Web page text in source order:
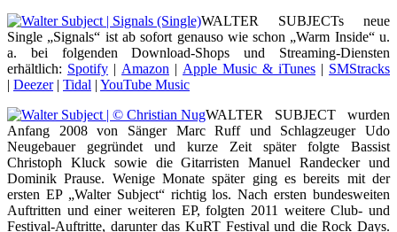
WALTER SUBJECTs neue
Single „Signals“ ist ab sofort genauso wie schon „Warm Inside“ u.
a. bei folgenden Download-Shops und Streaming-Diensten
erhältlich: Spotify | Amazon | Apple Music & iTunes | SMStracks
| Deezer| Tidal | YouTube Music
WALTER SUBJECT wurden
Anfang 2008 von Sänger Marc Ruff und Schlagzeuger Udo
Neugebauer gegründet und kurze Zeit später folgte Bassist
Christoph Kluck sowie die Gitarristen Manuel Randecker und
Dominik Prause. Wenige Monate später ging es bereits mit der
ersten EP „Walter Subject“ richtig los. Nach ersten bundesweiten
Auftritten und einer weiteren EP, folgten 2011 weitere Club- und
Festival-Auftritte, darunter das KuRT Festival und die Rock Days.